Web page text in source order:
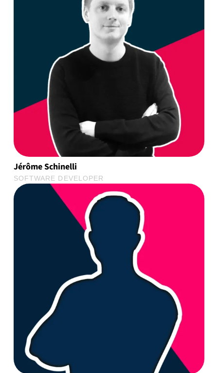
Jérôme Schinelli
SOFTWARE DEVELOPER